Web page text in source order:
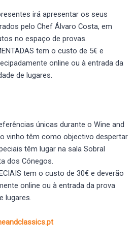
irá apresentar os seus
pelo Chef Álvaro Costa, em
no espaço de provas.
tem o custo de 5€ e
online ou à entrada da
de lugares.
únicas durante o Wine and
vinho têm como objectivo despertar
têm lugar na sala Sobral
dos Cónegos.
tem o custo de 30€ e deverão
online ou à entrada da prova
lugares.